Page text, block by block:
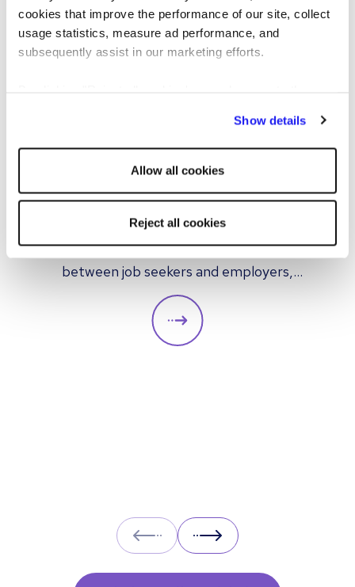
cookies that improve the performance of our site, collect
usage statistics, measure ad performance, and
subsequently assist in our marketing efforts.
Show details
Allow all cookies
Reject all cookies
How do recruitment agencies
Recruitment agencies act as bridges
between job seekers and employers,
providing hiring solutions for both multiple
and individual placements. In this article we
look at how recruitment agencies operate
Prev Next